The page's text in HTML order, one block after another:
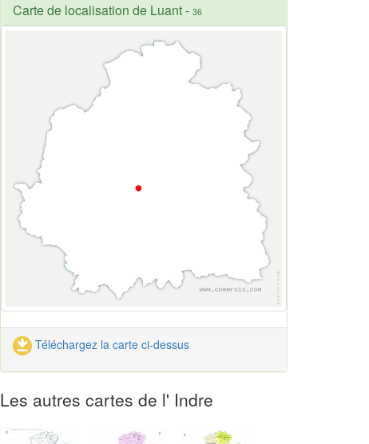
Carte de localisation de Luant- 36
Téléchargez la carte ci-dessus
Les autres cartes de l' Indre